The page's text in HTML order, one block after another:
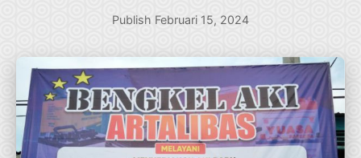
Publish Februari 15, 2024